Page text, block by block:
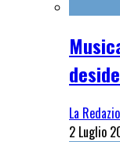
La
2 Luglio